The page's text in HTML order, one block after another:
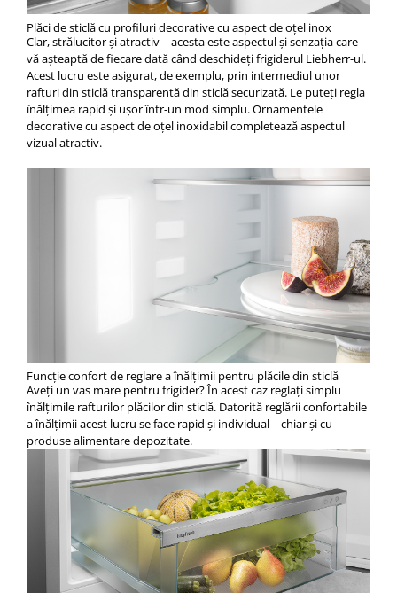
Plăci de sticlă cu profiluri decorative cu aspect de oțel inox
Clar, strălucitor și atractiv – acesta este aspectul și senzația care
vă așteaptă de fiecare dată când deschideți frigiderul Liebherr-ul.
Acest lucru este asigurat, de exemplu, prin intermediul unor
rafturi din sticlă transparentă din sticlă securizată. Le puteți regla
înălțimea rapid și ușor într-un mod simplu. Ornamentele
decorative cu aspect de oțel inoxidabil completează aspectul
vizual atractiv.
Funcţie confort de reglare a înălţimii pentru plăcile din sticlă
Aveţi un vas mare pentru frigider? În acest caz reglaţi simplu
înălţimile rafturilor plăcilor din sticlă. Datorită reglării confortabile
a înălţimii acest lucru se face rapid şi individual – chiar şi cu
produse alimentare depozitate.